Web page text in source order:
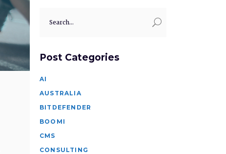
for:
Post Categories
AI
AUSTRALIA
BITDEFENDER
BOOMI
CMS
CONSULTING